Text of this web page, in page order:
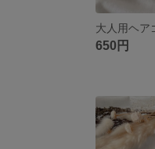
大人用ヘア
650円